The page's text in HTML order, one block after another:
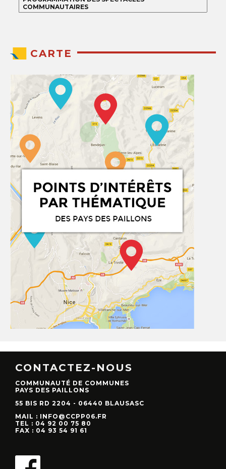
COMMUNAUTAIRES
CARTE
CONTACTEZ-NOUS
COMMUNAUTÉ DE COMMUNES
PAYS DES PAILLONS
55 BIS RD 2204 - 06440 BLAUSASC
MAIL : INFO@CCPP06.FR
TEL : 04 92 00 75 80
FAX : 04 93 54 91 61